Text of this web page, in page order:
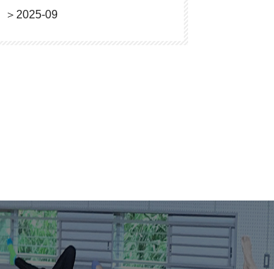
＞ 2025-09